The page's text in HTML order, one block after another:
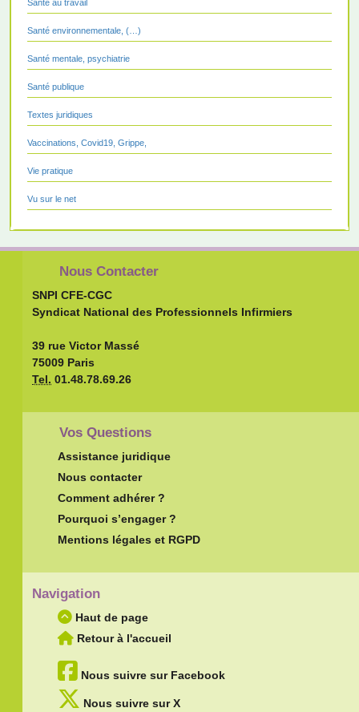
Santé au travail
Santé environnementale, (…)
Santé mentale, psychiatrie
Santé publique
Textes juridiques
Vaccinations, Covid19, Grippe,
Vie pratique
Vu sur le net
Nous Contacter
SNPI CFE-CGC
Syndicat National des Professionnels Infirmiers
39 rue Victor Massé
75009 Paris
Tel. 01.48.78.69.26
Vos Questions
Assistance juridique
Nous contacter
Comment adhérer ?
Pourquoi s’engager ?
Mentions légales et RGPD
Navigation
Haut de page
Retour à l'accueil
Nous suivre sur Facebook
Nous suivre sur X